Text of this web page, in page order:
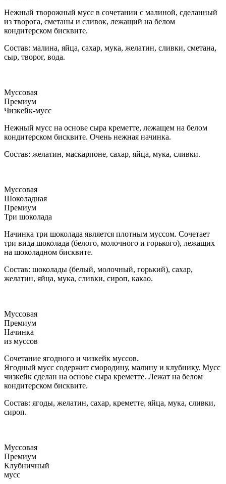
Нежный творожный мусс в сочетании с малиной, сделанный
из творога, сметаны и сливок, лежащий на белом
кондитерском бисквите.
Состав: малина, яйца, сахар, мука, желатин, сливки, сметана,
сыр, творог, вода.
Муссовая
Премиум
Чизкейк-мусс
Нежный мусс на основе сыра креметте, лежащем на белом
кондитерском бисквите. Очень нежная начинка.
Состав: желатин, маскарпоне, сахар, яйца, мука, сливки.
Муссовая
Шоколадная
Премиум
Три шоколада
Начинка три шоколада является плотным муссом. Сочетает
три вида шоколада (белого, молочного и горького), лежащих
на шоколадном бисквите.
Состав: шоколады (белый, молочный, горький), сахар,
желатин, яйца, мука, сливки, сироп, какао.
Муссовая
Премиум
Начинка
из муссов
Сочетание ягодного и чизкейк муссов.
Ягодный мусс содержит смородину, малину и клубнику. Мусс
чизкейк сделан на основе сыра креметте. Лежат на белом
кондитерском бисквите.
Состав: ягоды, желатин, сахар, креметте, яйца, мука, сливки,
сироп.
Муссовая
Премиум
Клубничный
мусс